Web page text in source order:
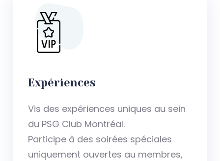
Expériences
Vis des expériences uniques au sein
du PSG Club Montréal.
Participe à des soirées spéciales
uniquement ouvertes au membres,